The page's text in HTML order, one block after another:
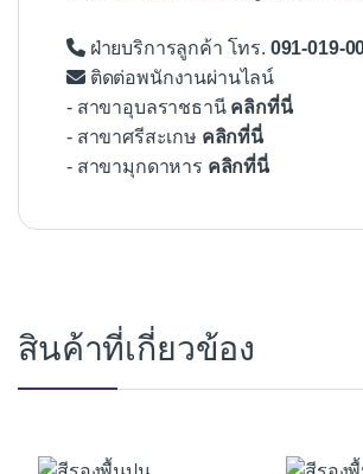
ฝ่ายบริการลูกค้า โทร. 091-019-
ติดต่อพนักงานผ่านไลน์
- สาขาอุบลราชธานี คลิกที่นี่
- สาขาศรีสะเกษ คลิกที่นี่
- สาขามุกดาหาร คลิกที่นี่
สินค้าที่เกี่ยวข้อง